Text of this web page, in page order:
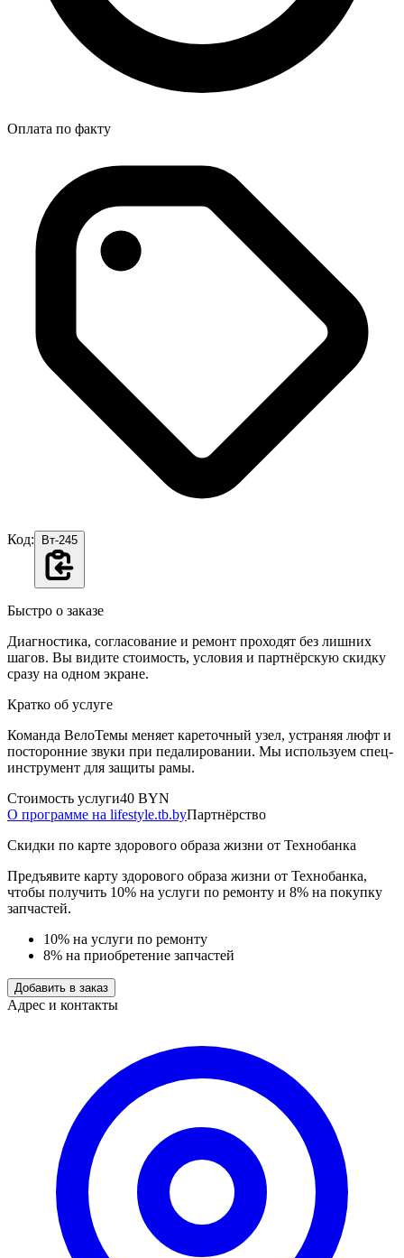
Оплата по факту
Код: Вт-245
Быстро о заказе
Диагностика, согласование и ремонт проходят без лишних
шагов. Вы видите стоимость, условия и партнёрскую скидку
сразу на одном экране.
Кратко об услуге
Команда ВелоТемы меняет кареточный узел, устраняя люфт и
посторонние звуки при педалировании. Мы используем спец-
инструмент для защиты рамы.
Стоимость услуги40 BYN
О программе на lifestyle.tb.byПартнёрство
Скидки по карте здорового образа жизни от Технобанка
Предъявите карту здорового образа жизни от Технобанка,
чтобы получить 10% на услуги по ремонту и 8% на покупку
запчастей.
10% на услуги по ремонту
8% на приобретение запчастей
Добавить в заказ
Адрес и контакты